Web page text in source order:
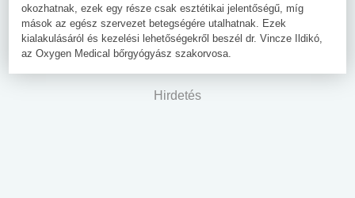
okozhatnak, ezek egy része csak esztétikai jelentőségű, míg
mások az egész szervezet betegségére utalhatnak. Ezek
kialakulásáról és kezelési lehetőségekről beszél dr. Vincze Ildikó,
az Oxygen Medical bőrgyógyász szakorvosa.
Hirdetés